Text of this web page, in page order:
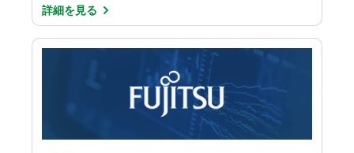
金融サービス
データリテラシー
メインフレームからクラウドへの移行
詳細を見る